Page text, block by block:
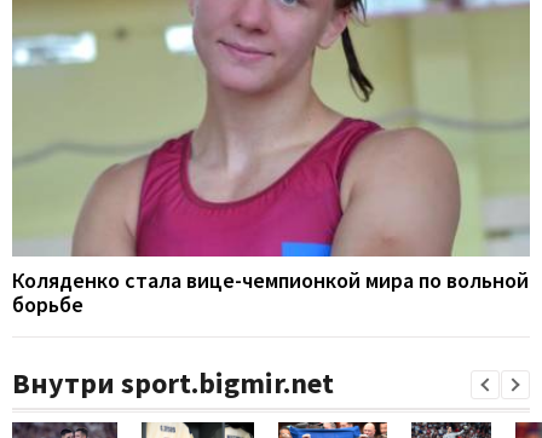
Коляденко стала вице-чемпионкой мира по вольной
борьбе
Внутри sport.bigmir.net